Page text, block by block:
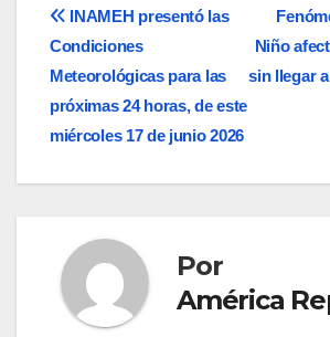
Navegación
de
entradas
Niño
sin llegar
INAMEH presentó las
Condiciones
Meteorológicas para las
próximas 24 horas, de este
miércoles 17 de junio 2026
Por
América